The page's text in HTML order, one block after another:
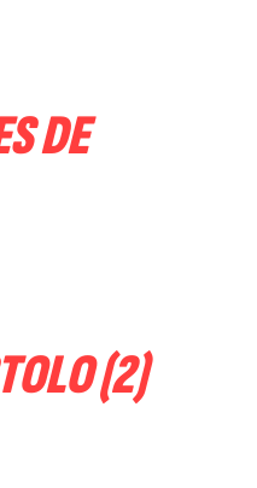
DE
(2)